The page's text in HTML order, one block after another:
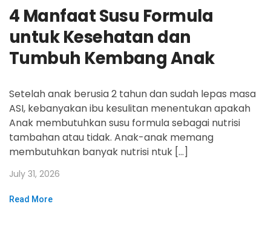
4 Manfaat Susu Formula
untuk Kesehatan dan
Tumbuh Kembang Anak
Setelah anak berusia 2 tahun dan sudah lepas masa
ASI, kebanyakan ibu kesulitan menentukan apakah
Anak membutuhkan susu formula sebagai nutrisi
tambahan atau tidak. Anak-anak memang
membutuhkan banyak nutrisi ntuk […]
July 31, 2026
Read More